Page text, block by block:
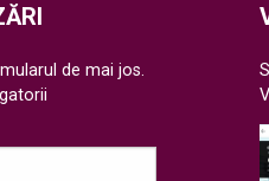
de mai jos.